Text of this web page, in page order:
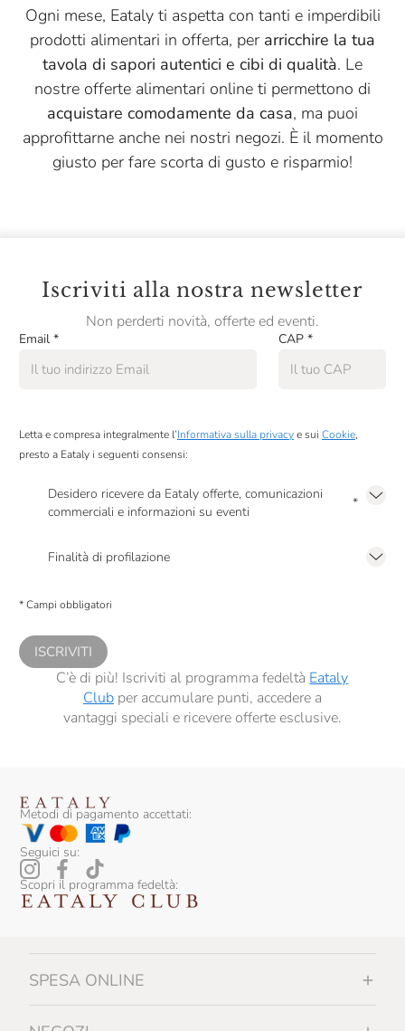
Ogni mese, Eataly ti aspetta con tanti e imperdibili
prodotti alimentari in offerta, per arricchire la tua
tavola di sapori autentici e cibi di qualità. Le
nostre offerte alimentari online ti permettono di
acquistare comodamente da casa, ma puoi
approfittarne anche nei nostri negozi. È il momento
giusto per fare scorta di gusto e risparmio!
Iscriviti alla nostra newsletter
Non perderti novità, offerte ed eventi.
Email * CAP *
Letta e compresa integralmente l’Informativa sulla privacye sui Cookie,
presto a Eataly i seguenti consensi:
Desidero ricevere da Eataly offerte, comunicazioni
commerciali e informazioni su eventi
*
Finalità di profilazione
comunicazioni commerciali personalizzate, in caso di consenso prestato ai
* Campi obbligatori
ISCRIVITI
C’è di più! Iscriviti al programma fedeltà Eataly
Clubper accumulare punti, accedere a
vantaggi speciali e ricevere offerte esclusive.
Metodi di pagamento accettati:
Seguici su:
Scopri il programma fedeltà:
SPESA ONLINE